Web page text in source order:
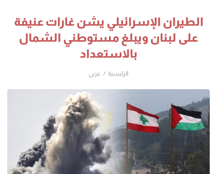
الطيران الإسرائيلي يشن غارات عنيفة
على لبنان ويبلغ مستوطني الشمال
بالاستعداد
الرئيسية عربي